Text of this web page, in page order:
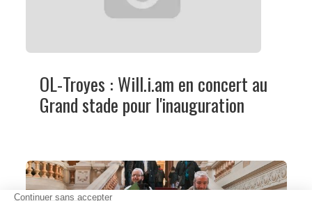
OL-Troyes : Will.i.am en concert au
Grand stade pour l'inauguration